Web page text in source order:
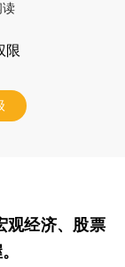
读
限
观经济、股票